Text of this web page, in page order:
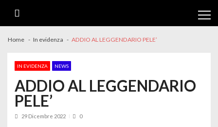
Home In evidenza ADDIO AL LEGGENDARIO PELE’
IN EVIDENZA NEWS
ADDIO AL LEGGENDARIO
PELE’
29 Dicembre 2022 0